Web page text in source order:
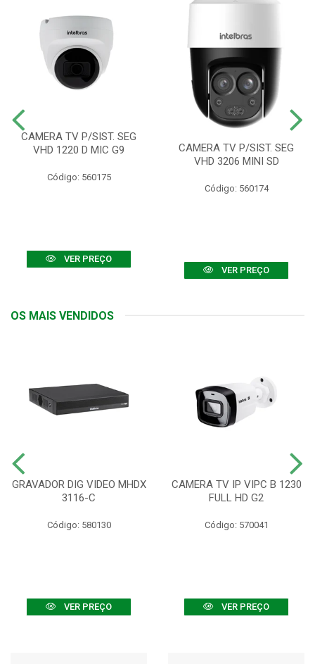
CAMERA TV P/SIST. SEG
VHD 1220 D MIC G9
Código: 560175
VER PREÇO
CAMERA TV P/SIST. SEG
VHD 3206 MINI SD
Código: 560174
VER PREÇO
OS MAIS VENDIDOS
GRAVADOR DIG VIDEO MHDX
3116-C
Código: 580130
VER PREÇO
CAMERA TV IP VIPC B 1230
FULL HD G2
Código: 570041
VER PREÇO